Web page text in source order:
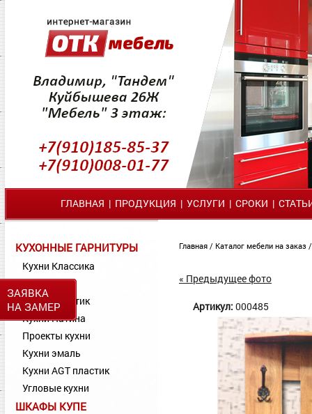
ЗАЯВКА
НА ЗАМЕР
ГЛАВНАЯ | ПРОДУКЦИЯ | УСЛУГИ | СРОКИ |
КУХОННЫЕ ГАРНИТУРЫ
Кухни Классика
Кухни МДФ
Кухни Пластик
Кухни Патина
Проекты кухни
Кухни эмаль
Кухни AGT пластик
Угловые кухни
ШКАФЫ КУПЕ
Главная / Каталог мебели на заказ
« Предыдущее фото
Артикул: 000485